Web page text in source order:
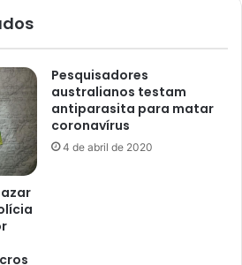
Pesquisadores
australianos testam
antiparasita para matar
coronavírus
4 de abril de 2020